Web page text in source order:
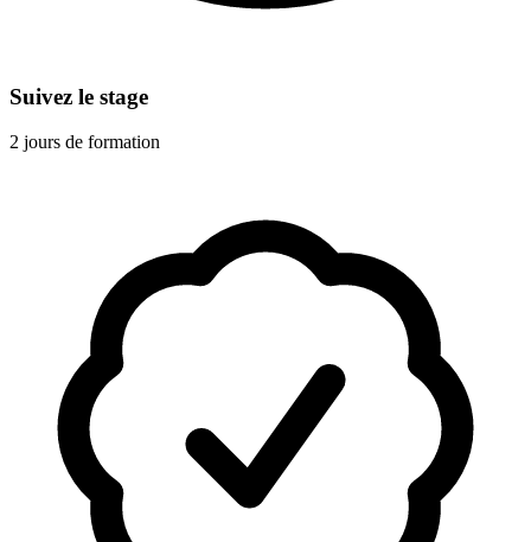
Suivez le stage
2 jours de formation